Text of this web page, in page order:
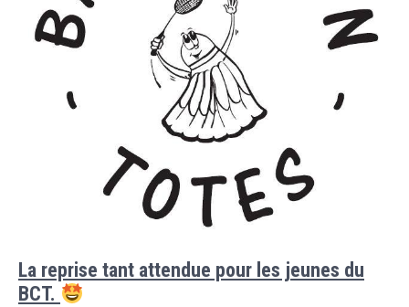
La reprise tant attendue pour les jeunes du
BCT.